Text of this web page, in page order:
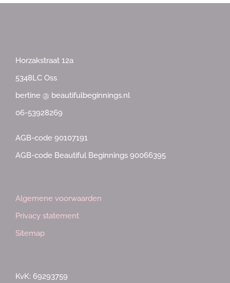
Horzakstraat 12a
5348LC Oss
bertine @ beautifulbeginnings.nl
06-53928269
AGB-code 90107191
AGB-code Beautiful Beginnings 90066395
Algemene voorwaarden
Privacy statement
Sitemap
KvK: 69293759